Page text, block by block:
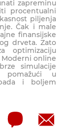
zapreminu
procentualni
piljenja
Čak i male
finansijske
drveta. Zato
optimizaciju
online
simulacije
pomažući u
i boljem